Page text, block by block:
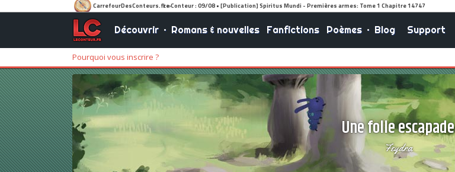
Découvrir• Romans & nouvelles Fanfictions Poèmes• Blog Support
Pourquoi vous inscrire ?
Une folle escapade
Feydra